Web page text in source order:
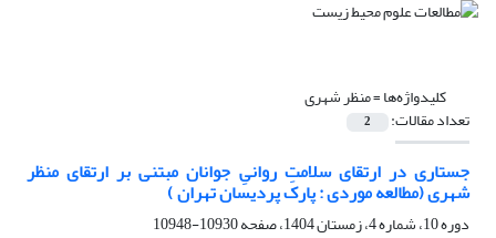
کلیدواژه‌ها =منظر شهری
تعداد مقالات: 2
جستاری در ارتقای سلامتِ روانیِ جوانان مبتنی بر ارتقای منظر
شهری (مطالعه موردی : پارک پردیسان تهران )
دوره 10، شماره 4، زمستان 1404، صفحه
10930-10948